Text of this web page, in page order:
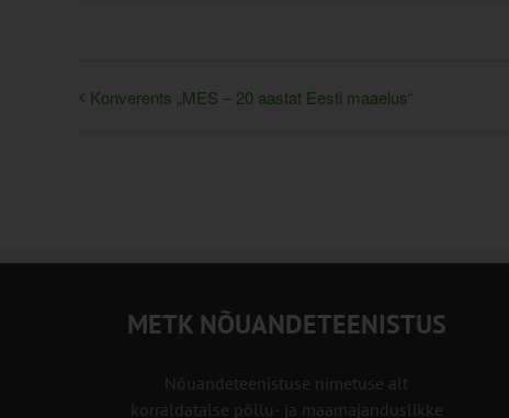
Konverents „MES – 20 aastat Eesti maaelus“
METK NÕUANDETEENISTUS
Nõuandeteenistuse nimetuse alt
korraldatalse põllu- ja maamajanduslikke